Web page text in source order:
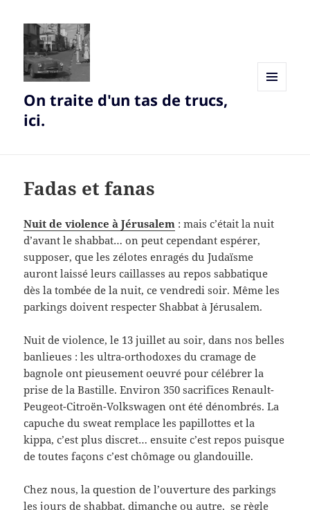
On traite d'un tas de trucs,
ici.
Fadas et fanas
Nuit de violence à Jérusalem : mais c’était la nuit
d’avant le shabbat… on peut cependant espérer,
supposer, que les zélotes enragés du Judaïsme
auront laissé leurs caillasses au repos sabbatique
dès la tombée de la nuit, ce vendredi soir. Même les
parkings doivent respecter Shabbat à Jérusalem.
Nuit de violence, le 13 juillet au soir, dans nos belles
banlieues : les ultra-orthodoxes du cramage de
bagnole ont pieusement oeuvré pour célébrer la
prise de la Bastille. Environ 350 sacrifices Renault-
Peugeot-Citroën-Volkswagen ont été dénombrés. La
capuche du sweat remplace les papillottes et la
kippa, c’est plus discret… ensuite c’est repos puisque
de toutes façons c’est chômage ou glandouille.
Chez nous, la question de l’ouverture des parkings
les jours de shabbat, dimanche ou autre, se règle